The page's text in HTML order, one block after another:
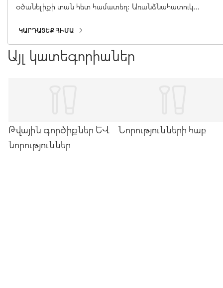
օծանելիքի տան հետ համատեղ: Առանձնահատուկ
հավաքածուի մասը։
ԿԱՐԴԱՑԵՔ ՀԻՄԱ
Այլ կատեգորիաներ
Թվային գործիքներ և
նորություններ
Նորությունների հաբ